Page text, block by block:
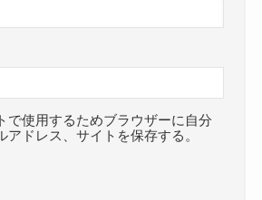
で使用するためブラウザーに自分
アドレス、サイトを保存する。